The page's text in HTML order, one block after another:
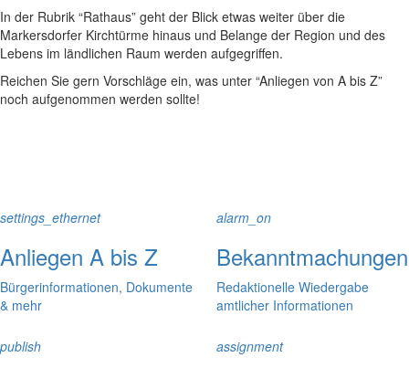
In der Rubrik “Rathaus” geht der Blick etwas weiter über die
Markersdorfer Kirchtürme hinaus und Belange der Region und des
Lebens im ländlichen Raum werden aufgegriffen.
Reichen Sie gern Vorschläge ein, was unter “Anliegen von A bis Z”
noch aufgenommen werden sollte!
settings_ethernet
Anliegen A bis Z
Bürgerinformationen, Dokumente
& mehr
alarm_on
Bekanntmachungen
Redaktionelle Wiedergabe
amtlicher Informationen
publish assignment